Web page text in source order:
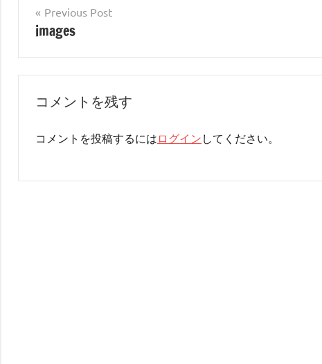
投
稿
ナ
ビ
ゲ
シ
Previous Post
images
コメントを残す
コメントを投稿するには ログイン してください。